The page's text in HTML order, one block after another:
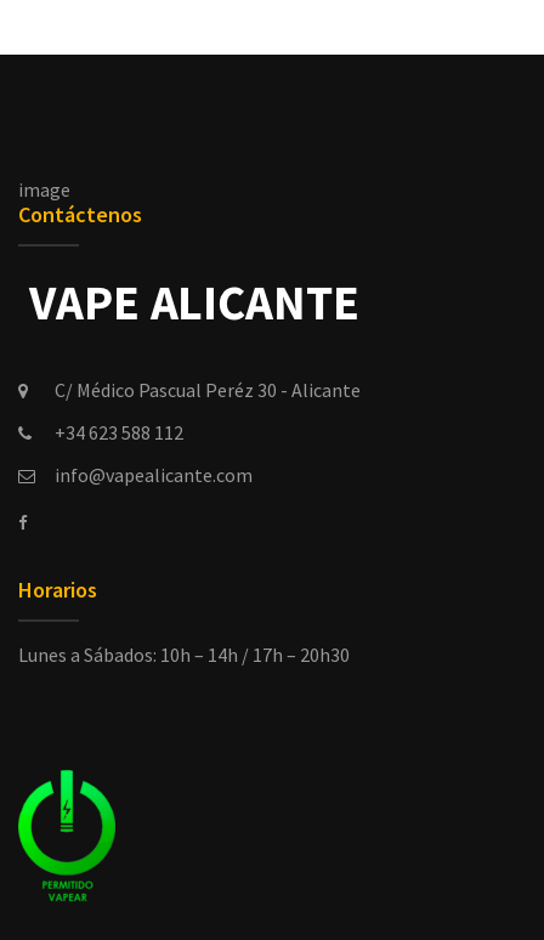
image
Contáctenos
C/ Médico Pascual Peréz 30 - Alicante
+34 623 588 112
info@vapealicante.com
Horarios
Lunes a Sábados: 10h – 14h / 17h – 20h30